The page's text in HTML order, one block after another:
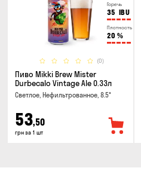
Горечь
35 IBU
Плотность
20 %
(0)
Пиво Mikki Brew Mister
Durbecalo Vintage Ale 0.33л
Светлое, Нефильтрованное, 8.5°
53,50
грн за 1 шт